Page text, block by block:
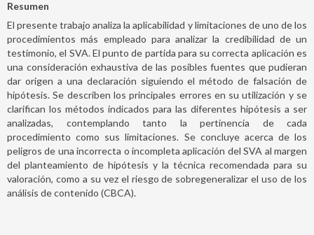
Resumen
El presente trabajo analiza la aplicabilidad y limitaciones de uno de los
procedimientos más empleado para analizar la credibilidad de un
testimonio, el SVA. El punto de partida para su correcta aplicación es
una consideración exhaustiva de las posibles fuentes que pudieran
dar origen a una declaración siguiendo el método de falsación de
hipótesis. Se describen los principales errores en su utilización y se
clarifican los métodos indicados para las diferentes hipótesis a ser
analizadas, contemplando tanto la pertinencia de cada
procedimiento como sus limitaciones. Se concluye acerca de los
peligros de una incorrecta o incompleta aplicación del SVA al margen
del planteamiento de hipótesis y la técnica recomendada para su
valoración, como a su vez el riesgo de sobregeneralizar el uso de los
análisis de contenido (CBCA).